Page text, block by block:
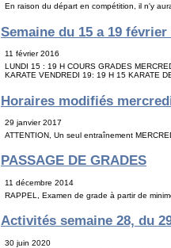
En raison du départ en compétition, il n'y
Semaine du 15 a 19 février
11 février 2016
LUNDI 15 : 19 H COURS GRADES
KARATE VENDREDI 19: 19 H 15 KARATE
Horaires modifiés
29 janvier 2017
ATTENTION, Un seul entraînement
PASSAGE DE GRADES
11 décembre 2014
RAPPEL, Examen de grade à partir de
Activités semaine 28, du
30 juin 2020